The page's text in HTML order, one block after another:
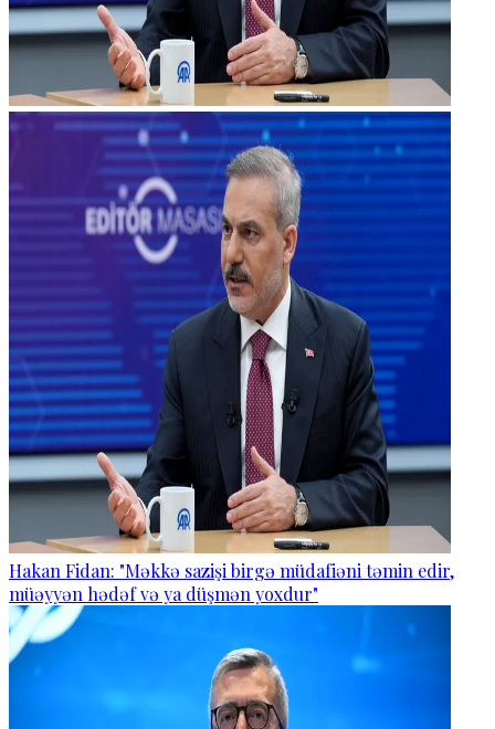
Hakan Fidan: "Məkkə sazişi birgə müdafiəni təmin edir,
müəyyən hədəf və ya düşmən yoxdur"